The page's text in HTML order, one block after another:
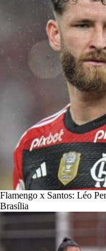
Flamengo x Santos: Léo
Brasília